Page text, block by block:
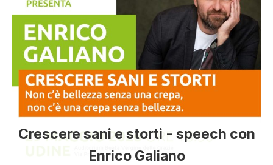
Crescere sani e storti - speech con
Enrico Galiano